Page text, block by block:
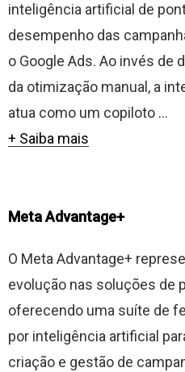
inteligência artificial de
desempenho das
o Google Ads. Ao invés de
da otimização manual, a
atua como um copiloto ...
+ Saiba mais
Meta Advantage+
O Meta Advantage+
evolução nas soluções de
oferecendo uma suíte de
por inteligência artificial
criação e gestão de